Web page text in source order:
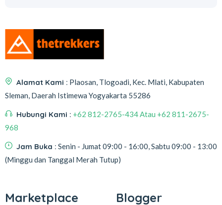
Alamat Kami : Plaosan, Tlogoadi, Kec. Mlati, Kabupaten
Sleman, Daerah Istimewa Yogyakarta 55286
Hubungi Kami : +62 812-2765-434 Atau +62 811-2675-
968
Jam Buka : Senin - Jumat 09:00 - 16:00, Sabtu 09:00 - 13:00
(Minggu dan Tanggal Merah Tutup)
Marketplace Blogger